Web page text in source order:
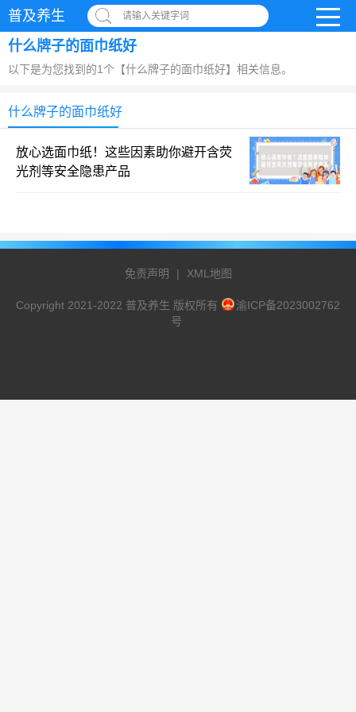
普及养生 请输入关键字词
什么牌子的面巾纸好
以下是为您找到的1个【什么牌子的面巾纸好】相关信息。
什么牌子的面巾纸好
放心选面巾纸！这些因素助你避开含荧
光剂等安全隐患产品
免责声明 | XML地图
Copyright 2021-2022 普及养生 版权所有
渝ICP备2023002762
号